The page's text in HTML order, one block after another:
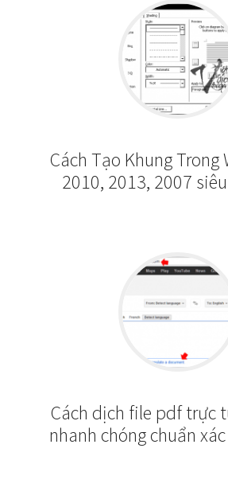
Cách Tạo Khung Trong
2010, 2013, 2007
Cách dịch file pdf trực
nhanh chóng chuẩn